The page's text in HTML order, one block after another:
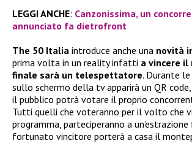
LEGGI ANCHE: Canzonissima, un
annunciato fa dietrofront
The 50 Italia introduce anche una novità
prima volta in un reality infatti a vincere
finale sarà un telespettatore. Durante
sullo schermo della tv apparirà un QR
il pubblico potrà votare il proprio
Tutti quelli che voteranno per il volto che
programma, parteciperanno a
fortunato vincitore porterà a casa il